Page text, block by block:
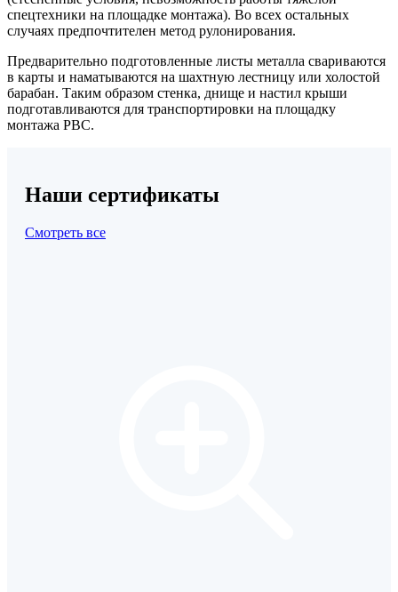
спецтехники на площадке монтажа). Во всех остальных
случаях предпочтителен метод рулонирования.
Предварительно подготовленные листы металла свариваются
в карты и наматываются на шахтную лестницу или холостой
барабан. Таким образом стенка, днище и настил крыши
подготавливаются для транспортировки на площадку
монтажа РВС.
Наши сертификаты
Смотреть все